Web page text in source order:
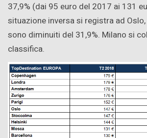
37,9% (dai 95 euro del 2017 ai 131
situazione inversa si registra ad
sono diminuiti del 31,9%. Milano si
classifica.